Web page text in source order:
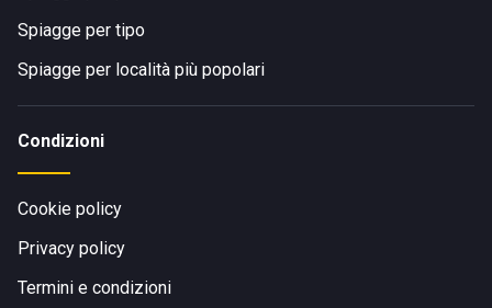
Spiagge per tipo
Spiagge per località più popolari
Condizioni
Cookie policy
Privacy policy
Termini e condizioni